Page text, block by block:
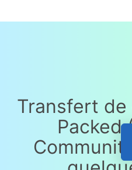
Transfert
Packed